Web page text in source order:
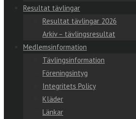
Resultat tävlingar
Resultat tävlingar 2026
Arkiv – tävlingsresultat
Medlemsinformation
Tävlingsinformation
Föreningsintyg
Integritets Policy
Kläder
Länkar